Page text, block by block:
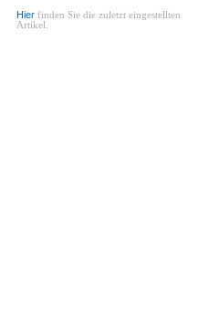
Hier finden Sie die zuletzt eingestellten
Artikel.